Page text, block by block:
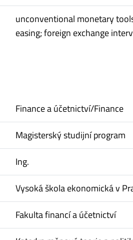
unconventional monetary
easing; foreign exchange
Finance a účetnictví/Finance
Magisterský studijní program
Ing.
Vysoká škola ekonomická v
Fakulta financí a účetnictví